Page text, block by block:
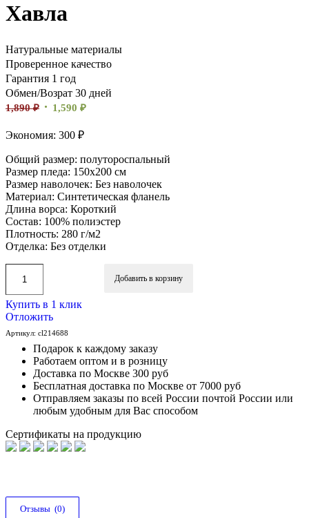
Хавла
Натуральные материалы
Проверенное качество
Гарантия 1 год
Обмен/Возрат 30 дней
1,890₽ 1,590 ₽
Экономия: 300 ₽
Общий размер: полутороспальный
Размер пледа: 150х200 см
Размер наволочек: Без наволочек
Материал: Синтетическая фланель
Длина ворса: Короткий
Состав: 100% полиэстер
Плотность: 280 г/м2
Отделка: Без отделки
Добавить в корзину
Купить в 1 клик
Отложить
Артикул: cl214688
Подарок к каждому заказу
Работаем оптом и в розницу
Доставка по Москве 300 руб
Бесплатная доставка по Москве от 7000 руб
Отправляем заказы по всей России почтой России или
любым удобным для Вас способом
Сертификаты на продукцию
Отзывы  (0)